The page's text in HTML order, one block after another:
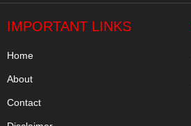
IMPORTANT LINKS
Home
About
Contact